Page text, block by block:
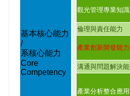
基本核心能力
/
系核心能力
Core
Competency
觀光管理專業知
倫理與責任能力
產業創新開發能力
溝通與問題解決能
產業分析整合應